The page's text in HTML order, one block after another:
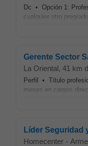
Dc • Opción 1:
cualquier otro
Gerente Sector
La Oriental, 41 km
Perfil • Título
meses en cargos
Líder Seguridad
Homecenter -